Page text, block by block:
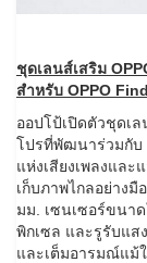
ชุดเลนส์เสริม
สำหรับ OPPO
ออปโป้เปิดตัวชุดเล
โปรที่พัฒนาร่วมกับ
แห่งเสียงเพลงและ
เก็บภาพไกลอย่างมื
มม. เซนเซอร์ขนา
พิกเซล และรูรับแส
และเต็มอารมณ์แม้